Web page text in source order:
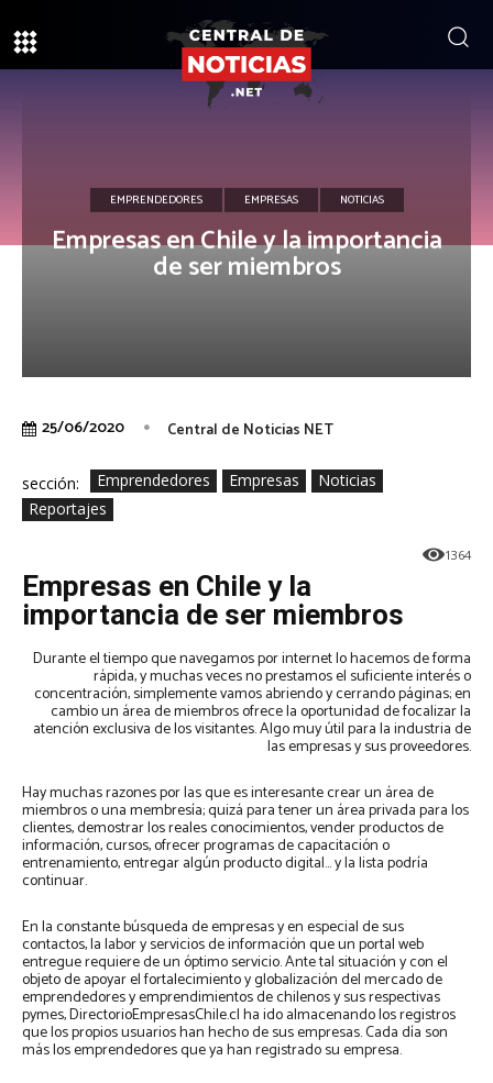
EMPRENDEDORES EMPRESAS NOTICIAS
Empresas en Chile y la importancia
de ser miembros
25/06/2020 Central de Noticias NET
sección: Emprendedores Empresas
Noticias
Reportajes
1364
Empresas en Chile y la
importancia de ser miembros
Durante el tiempo que navegamos por internet lo hacemos de forma
rápida, y muchas veces no prestamos el suficiente interés o
concentración, simplemente vamos abriendo y cerrando páginas; en
cambio un área de miembros ofrece la oportunidad de focalizar la
atención exclusiva de los visitantes. Algo muy útil para la industria de
las empresas y sus proveedores.
Hay muchas razones por las que es interesante crear un área de
miembros o una membresía; quizá para tener un área privada para los
clientes, demostrar los reales conocimientos, vender productos de
información, cursos, ofrecer programas de capacitación o
entrenamiento, entregar algún producto digital… y la lista podría
continuar.
En la constante búsqueda de empresas y en especial de sus
contactos, la labor y servicios de información que un portal web
entregue requiere de un óptimo servicio. Ante tal situación y con el
objeto de apoyar el fortalecimiento y globalización del mercado de
emprendedores y emprendimientos de chilenos y sus respectivas
pymes, DirectorioEmpresasChile.cl ha ido almacenando los registros
que los propios usuarios han hecho de sus empresas. Cada día son
más los emprendedores que ya han registrado su empresa.